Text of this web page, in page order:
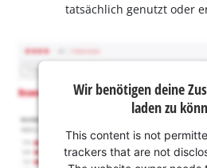
tatsächlich genutzt oder
Wir benötigen deine
laden zu
This content is not
trackers that are not